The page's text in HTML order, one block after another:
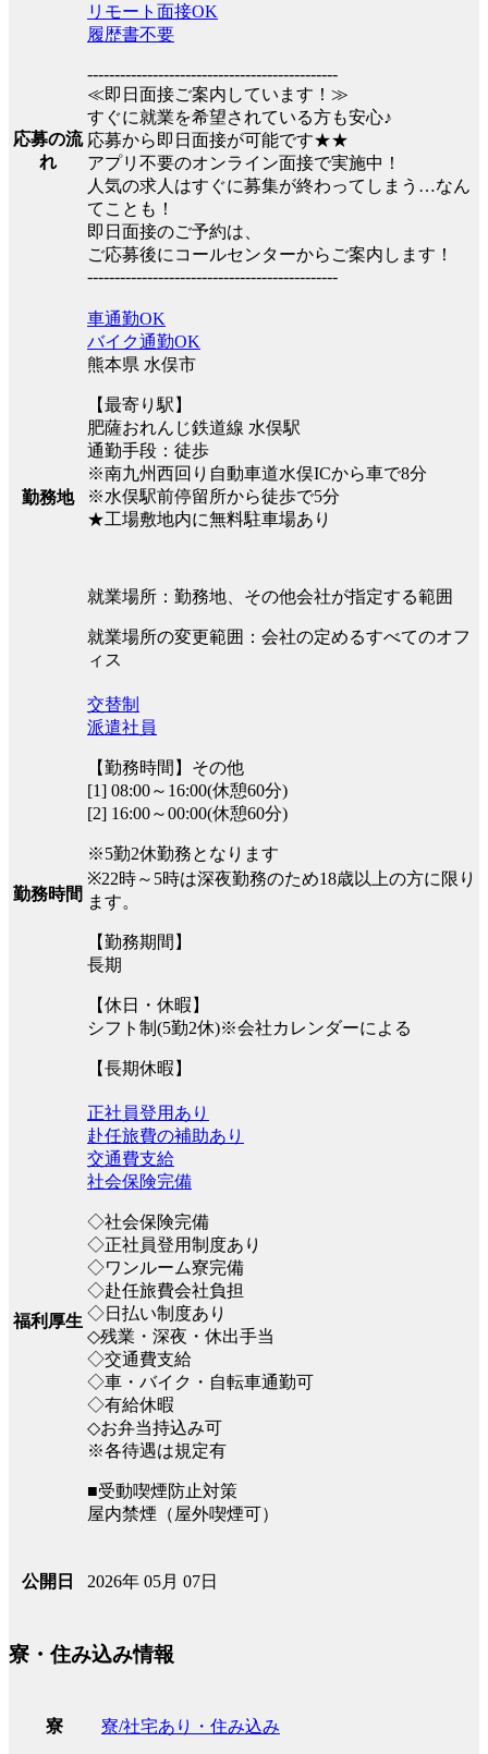
応募の流
れ
リモート面接OK
履歴書不要
----------------------------------------------
≪即日面接ご案内しています！≫
すぐに就業を希望されている方も安心♪
応募から即日面接が可能です★★
アプリ不要のオンライン面接で実施中！
人気の求人はすぐに募集が終わってしまう…なん
てことも！
即日面接のご予約は、
ご応募後にコールセンターからご案内します！
----------------------------------------------
勤務地
車通勤OK
バイク通勤OK
熊本県 水俣市
【最寄り駅】
肥薩おれんじ鉄道線 水俣駅
通勤手段：徒歩
※南九州西回り自動車道水俣ICから車で8分
※水俣駅前停留所から徒歩で5分
★工場敷地内に無料駐車場あり
就業場所：勤務地、その他会社が指定する範囲
就業場所の変更範囲：会社の定めるすべてのオフ
ィス
勤務時間
交替制
派遣社員
【勤務時間】その他
[1] 08:00～16:00(休憩60分)
[2] 16:00～00:00(休憩60分)
※5勤2休勤務となります
※22時～5時は深夜勤務のため18歳以上の方に限り
ます。
【勤務期間】
長期
【休日・休暇】
シフト制(5勤2休)※会社カレンダーによる
【長期休暇】
福利厚生
正社員登用あり
赴任旅費の補助あり
交通費支給
社会保険完備
◇社会保険完備
◇正社員登用制度あり
◇ワンルーム寮完備
◇赴任旅費会社負担
◇日払い制度あり
◇残業・深夜・休出手当
◇交通費支給
◇車・バイク・自転車通勤可
◇有給休暇
◇お弁当持込み可
※各待遇は規定有
■受動喫煙防止対策
屋内禁煙（屋外喫煙可）
公開日 2026年 05月 07日
寮・住み込み情報
寮 寮/社宅あり・住み込み